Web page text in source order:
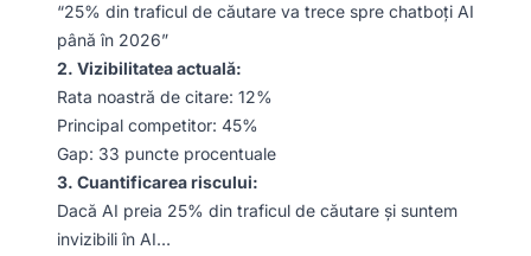
“25% din traficul de căutare va trece spre chatboți AI
până în 2026”
2. Vizibilitatea actuală:
Rata noastră de citare: 12%
Principal competitor: 45%
Gap: 33 puncte procentuale
3. Cuantificarea riscului:
Dacă AI preia 25% din traficul de căutare și suntem
invizibili în AI…